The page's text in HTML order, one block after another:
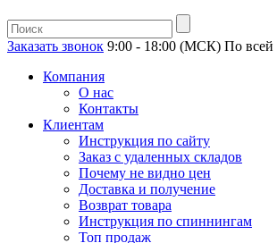
Заказать звонок 9:00 - 18:00 (МСК) По всей
Компания
О нас
Контакты
Клиентам
Инструкция по сайту
Заказ с удаленных складов
Почему не видно цен
Доставка и получение
Возврат товара
Инструкция по спиннингам
Топ продаж